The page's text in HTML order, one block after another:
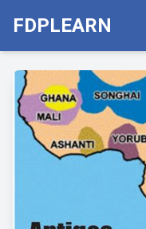
FDPLEARN